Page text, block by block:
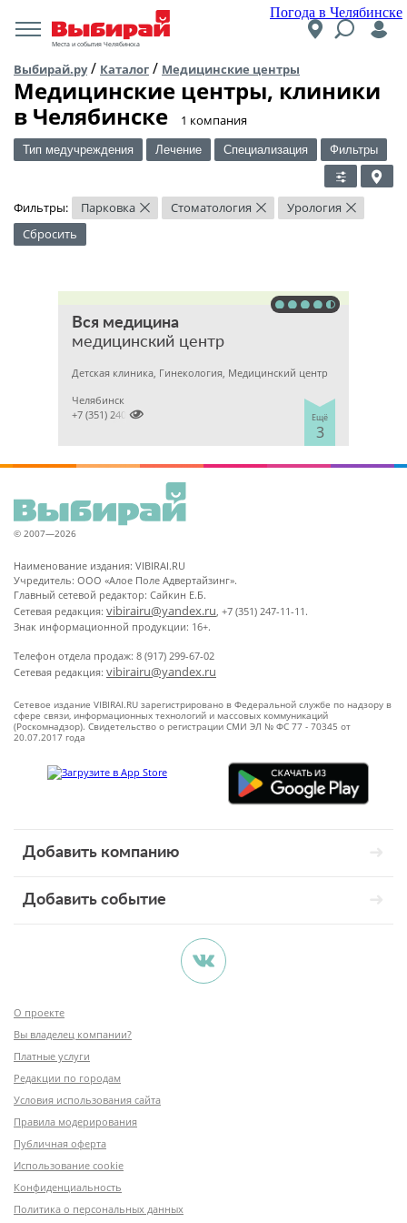
Погода в Челябинске
Места и события Челябинска
Выбирай.ру/ Каталог / Медицинские центры
Медицинские центры, клиники
в Челябинске
​1 компания
Тип медучреждения Лечение Специализация Фильтры
Фильтры: Парковка × Стоматология × Урология ×
Сбросить
Вся медицина
медицинский центр
Детская клиника, Гинекология, Медицинский центр
Ещё
3
Челябинск

+7 (351) 2400303
© 2007—2026
Наименование издания: VIBIRAI.RU
Учредитель: ООО «Алое Поле Адвертайзинг».
Главный сетевой редактор: Сайкин Е.Б.
Сетевая редакция: vibirairu@yandex.ru, +7 (351) 247-11-11.
Знак информационной продукции: 16+.
Телефон отдела продаж: 8 (917) 299-67-02
Сетевая редакция: vibirairu@yandex.ru
Сетевое издание VIBIRAI.RU зарегистрировано в Федеральной службе по надзору в
сфере связи, информационных технологий и массовых коммуникаций
(Роскомнадзор). Свидетельство о регистрации СМИ ЭЛ № ФС 77 - 70345 от
20.07.2017 года
Добавить компанию
Добавить событие
О проекте
Вы владелец компании?
Платные услуги
Редакции по городам
Условия использования сайта
Правила модерирования
Публичная оферта
Использование cookie
Конфиденциальность
Политика о персональных данных